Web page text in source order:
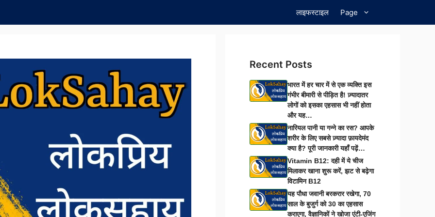
लाइफस्टाइल Page
Recent Posts
भारत में हर चार में से एक व्यक्ति इस
गंभीर बीमारी से पीड़ित है! ज़्यादातर
लोगों को इसका एहसास भी नहीं होता
और यह…
नारियल पानी या गन्ने का रस? आपके
शरीर के लिए सबसे ज़्यादा फ़ायदेमंद
क्या है? पूरी जानकारी यहाँ पढ़ें…
Vitamin B12: दही में ये चीज
मिलाकर खाना शुरू करें, झट से बढ़ेगा
विटामिन B12
यह पौधा जवानी बरकरार रखेगा, 70
साल के बुजुर्ग को 30 का एहसास
कराएगा, वैज्ञानिकों ने खोजा एंटी-एजिंग